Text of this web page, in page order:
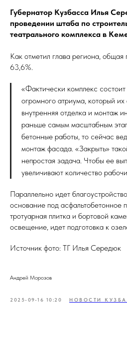
Губернатор Кузбасса Илья
проведении штаба по
театрального комплекса в
Как отметил глава региона, общая
63,6%.
«Фактически комплекс
огромного атриума, который
внутренняя отделка и монтаж
раньше самым масштабным
бетонные работы, то сейчас
монтаж фасада. «Закрыть»
непростая задача. Чтобы ее
увеличивают количество
Параллельно идет
основание под асфальтобетонное
тротуарная плитка и бортовой
освещение, идет подготовка к
Источник фото: ТГ Илья Середюк
Андрей Морозов
2025-09-16 10:20 НОВОСТИ